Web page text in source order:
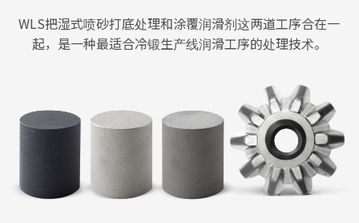
WLS把湿式喷砂打底处理和涂覆润滑剂这两道工序合在一
起，是一种最适合冷锻生产线润滑工序的处理技术。